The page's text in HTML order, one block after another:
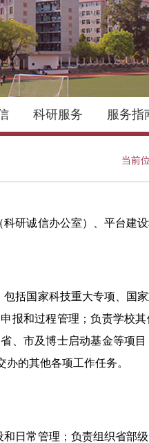
科研服务 服务指
当前
科研诚信办公室）
、平台建
括国家科技重大专项、国
报和过程管理；负责学校其
、市及博士启动基金等项
的其他各项工作任务。
日常管理；负责组织省部